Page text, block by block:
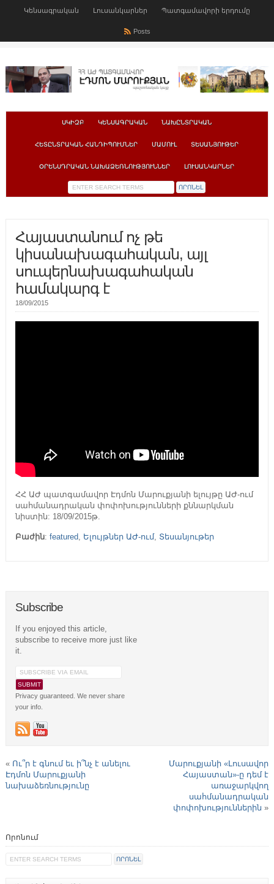
Կենսագրական Լուսանկարներ Պատգամավորի երդումը
Posts
ՍԿԻԶԲ ԿԵՆՍԱԳՐԱԿԱՆ ՆԱԽԸՆՏՐԱԿԱՆ
ՀԵՏԸՆՏՐԱԿԱՆ ՀԱՆԴԻՊՈՒՄՆԵՐ ՄԱՄՈՒԼ ՏԵՍԱՆՅՈՒԹԵՐ
ՕՐԵՆՍԴՐԱԿԱՆ ՆԱԽԱՁԵՌՆՈՒԹՅՈՒՆՆԵՐ ԼՈՒՍԱՆԿԱՐՆԵՐ
Հայաստանում ոչ թե
կիսանախագահական, այլ
սուպերնախագահական
համակարգ է
18/09/2015
ՀՀ ԱԺ պատգամավոր Էդմոն Մարուքյանի ելույթը ԱԺ-ում
սահմանադրական փոփոխությունների քննարկման
նիստին: 18/09/2015թ.
Բաժին: featured, Ելույթներ ԱԺ-ում, Տեսանյութեր
Subscribe
If you enjoyed this article,
subscribe to receive more just like
it.
Privacy guaranteed. We never share
your info.
« Ու՞ր է գնում եւ ի՞նչ է անելու
Էդմոն Մարուքյանի
նախաձեռնությունը
Մարուքյանի «Լուսավոր
Հայաստան»-ը դեմ է
առաջարկվող
սահմանադրական
փոփոխություններին »
Որոնում